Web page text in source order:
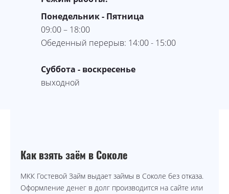
Понедельник - Пятница
09:00 – 18:00
Обеденный перерыв: 14:00 - 15:00
Суббота - воскресенье
выходной
Как взять заём в Соколе
МКК Гостевой Займ выдает займы в Соколе без отказа.
Оформление денег в долг производится на сайте или